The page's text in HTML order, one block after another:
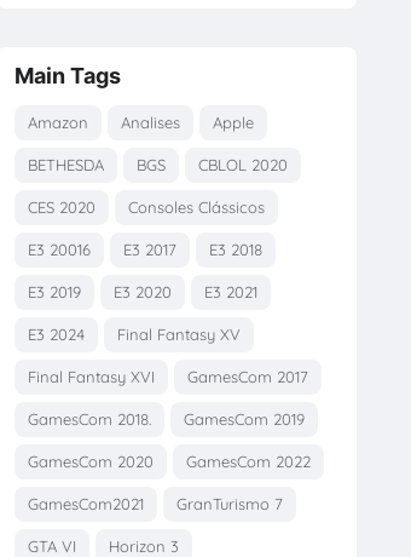
Main Tags
Amazon Analises Apple
BETHESDA BGS CBLOL 2020
CES 2020 Consoles Clássicos
E3 20016 E3 2017 E3 2018
E3 2019 E3 2020 E3 2021
E3 2024 Final Fantasy XV
Final Fantasy XVI GamesCom 2017
GamesCom 2018. GamesCom 2019
GamesCom 2020 GamesCom 2022
GamesCom2021 GranTurismo 7
GTA VI Horizon 3